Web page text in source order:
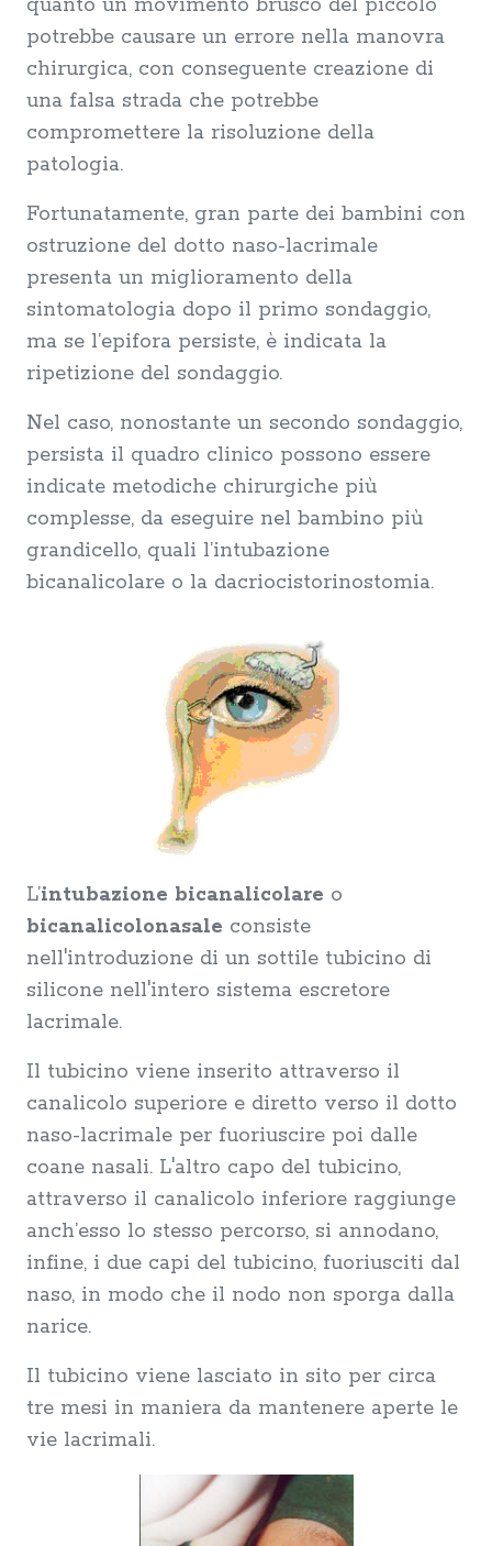
quanto un movimento brusco del piccolo
potrebbe causare un errore nella manovra
chirurgica, con conseguente creazione di
una falsa strada che potrebbe
compromettere la risoluzione della
patologia.
Fortunatamente, gran parte dei bambini con
ostruzione del dotto naso-lacrimale
presenta un miglioramento della
sintomatologia dopo il primo sondaggio,
ma se l’epifora persiste, è indicata la
ripetizione del sondaggio.
Nel caso, nonostante un secondo sondaggio,
persista il quadro clinico possono essere
indicate metodiche chirurgiche più
complesse, da eseguire nel bambino più
grandicello, quali l’intubazione
bicanalicolare o la dacriocistorinostomia.
L’intubazione bicanalicolare o
bicanalicolonasale consiste
nell'introduzione di un sottile tubicino di
silicone nell'intero sistema escretore
lacrimale.
Il tubicino viene inserito attraverso il
canalicolo superiore e diretto verso il dotto
naso-lacrimale per fuoriuscire poi dalle
coane nasali. L'altro capo del tubicino,
attraverso il canalicolo inferiore raggiunge
anch’esso lo stesso percorso, si annodano,
infine, i due capi del tubicino, fuoriusciti dal
naso, in modo che il nodo non sporga dalla
narice.
Il tubicino viene lasciato in sito per circa
tre mesi in maniera da mantenere aperte le
vie lacrimali.